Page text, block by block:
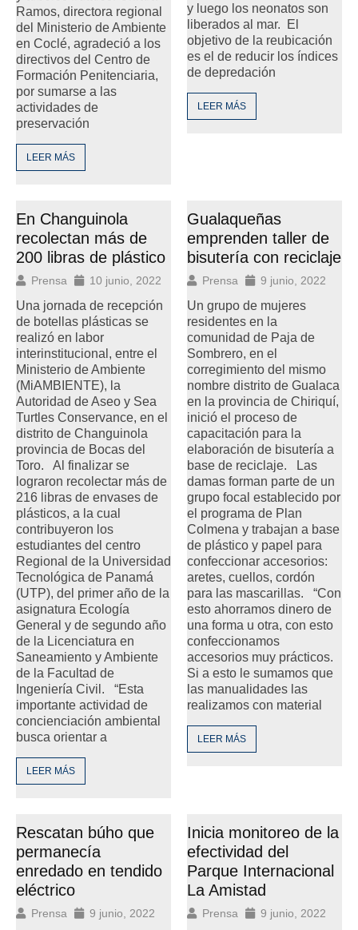
Ramos, directora regional
del Ministerio de Ambiente
en Coclé, agradeció a los
directivos del Centro de
Formación Penitenciaria,
por sumarse a las
actividades de
preservación
LEER MÁS
y luego los neonatos son
liberados al mar. El
objetivo de la reubicación
es el de reducir los índices
de depredación
LEER MÁS
En Changuinola
recolectan más de
200 libras de plástico
Prensa 10 junio, 2022
Una jornada de recepción
de botellas plásticas se
realizó en labor
interinstitucional, entre el
Ministerio de Ambiente
(MiAMBIENTE), la
Autoridad de Aseo y Sea
Turtles Conservance, en el
distrito de Changuinola
provincia de Bocas del
Toro. Al finalizar se
lograron recolectar más de
216 libras de envases de
plásticos, a la cual
contribuyeron los
estudiantes del centro
Regional de la Universidad
Tecnológica de Panamá
(UTP), del primer año de la
asignatura Ecología
General y de segundo año
de la Licenciatura en
Saneamiento y Ambiente
de la Facultad de
Ingeniería Civil. “Esta
importante actividad de
concienciación ambiental
busca orientar a
LEER MÁS
Gualaqueñas
emprenden taller de
bisutería con reciclaje
Prensa 9 junio, 2022
Un grupo de mujeres
residentes en la
comunidad de Paja de
Sombrero, en el
corregimiento del mismo
nombre distrito de Gualaca
en la provincia de Chiriquí,
inició el proceso de
capacitación para la
elaboración de bisutería a
base de reciclaje. Las
damas forman parte de un
grupo focal establecido por
el programa de Plan
Colmena y trabajan a base
de plástico y papel para
confeccionar accesorios:
aretes, cuellos, cordón
para las mascarillas. “Con
esto ahorramos dinero de
una forma u otra, con esto
confeccionamos
accesorios muy prácticos.
Si a esto le sumamos que
las manualidades las
realizamos con material
LEER MÁS
Rescatan búho que
permanecía
enredado en tendido
eléctrico
Prensa 9 junio, 2022
Inicia monitoreo de la
efectividad del
Parque Internacional
La Amistad
Prensa 9 junio, 2022